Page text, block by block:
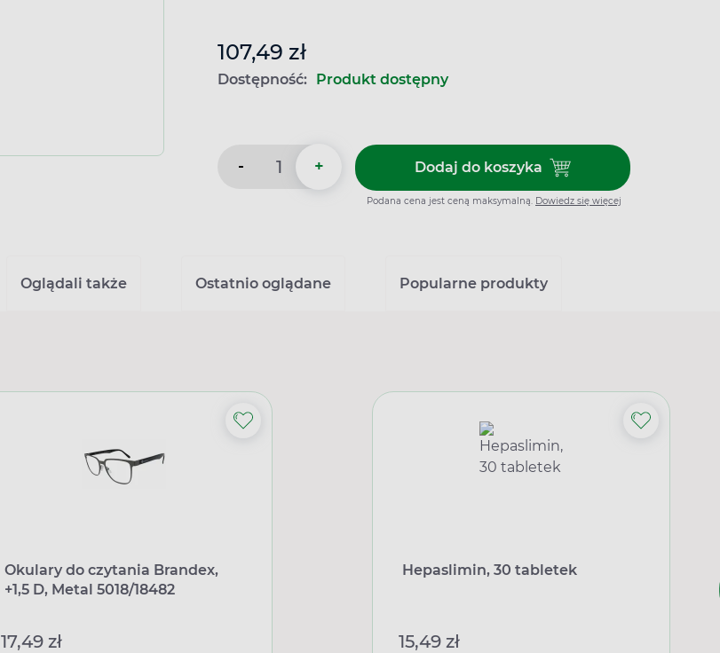
107,49 zł
Dostępność: Produkt dostępny
- + Dodaj do koszykaDodaj do koszyka Pani
Podana cena jest ceną maksymalną. Dowiedz się więcej
Oglądali także Ostatnio oglądane Popularne produkty
Okulary do czytania Brandex,
+1,5 D, Metal 5018/18482
17,49 zł
Hepaslimin, 30 tabletek
15,49 zł